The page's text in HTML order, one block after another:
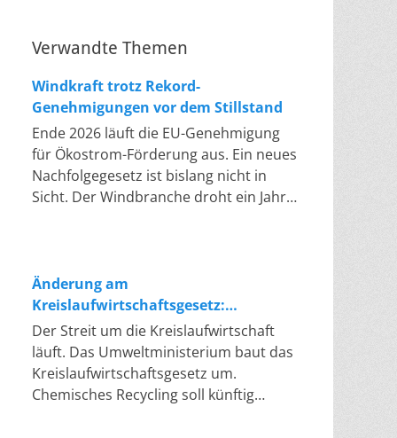
Verwandte Themen
Windkraft trotz Rekord-
Genehmigungen vor dem Stillstand
Ende 2026 läuft die EU-Genehmigung
für Ökostrom-Förderung aus. Ein neues
Nachfolgegesetz ist bislang nicht in
Sicht. Der Windbranche droht ein Jahr,
Problem hat die Politik tatsächlich
gelöst, die Verfahren laufen heute
deutlich schneller. Die Halbjahresbilanz
der Branche bestätigt dieses Muster:
So viele Windräder wie nie zuvor
wurden genehmigt, doch im ersten
Halbjahr gingen netto nur rund zwei
Änderung am
Kreislaufwirtschaftsgesetz:
Chemisches Recycling soll Lücke
füllen
Der Streit um die Kreislaufwirtschaft
läuft. Das Umweltministerium baut das
Kreislaufwirtschaftsgesetz um.
Chemisches Recycling soll künftig